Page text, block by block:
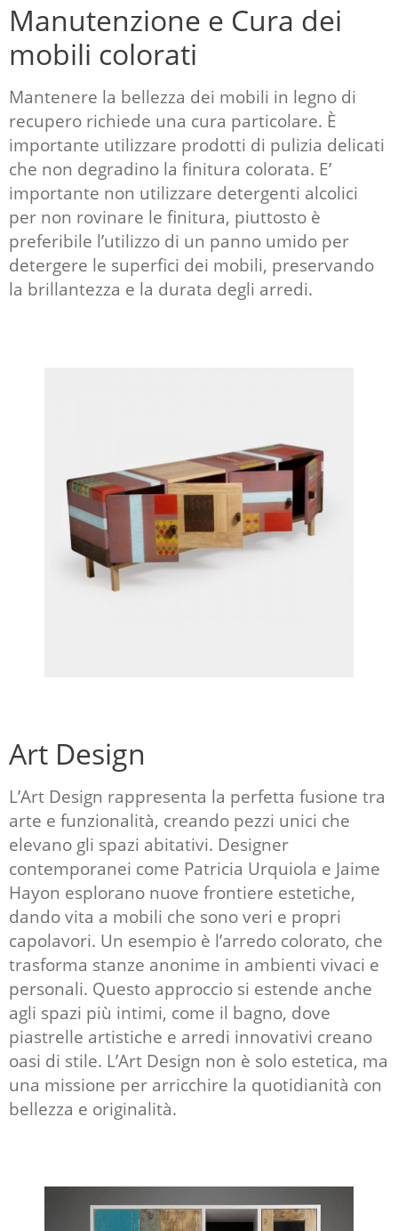
Manutenzione e Cura dei
mobili colorati
Mantenere la bellezza dei mobili in legno di
recupero richiede una cura particolare. È
importante utilizzare prodotti di pulizia delicati
che non degradino la finitura colorata. E’
importante non utilizzare detergenti alcolici
per non rovinare le finitura, piuttosto è
preferibile l’utilizzo di un panno umido per
detergere le superfici dei mobili, preservando
la brillantezza e la durata degli arredi.
Art Design
L’Art Design rappresenta la perfetta fusione tra
arte e funzionalità, creando pezzi unici che
elevano gli spazi abitativi. Designer
contemporanei come Patricia Urquiola e Jaime
Hayon esplorano nuove frontiere estetiche,
dando vita a mobili che sono veri e propri
capolavori. Un esempio è l’arredo colorato, che
trasforma stanze anonime in ambienti vivaci e
personali. Questo approccio si estende anche
agli spazi più intimi, come il bagno, dove
piastrelle artistiche e arredi innovativi creano
oasi di stile. L’Art Design non è solo estetica, ma
una missione per arricchire la quotidianità con
bellezza e originalità.